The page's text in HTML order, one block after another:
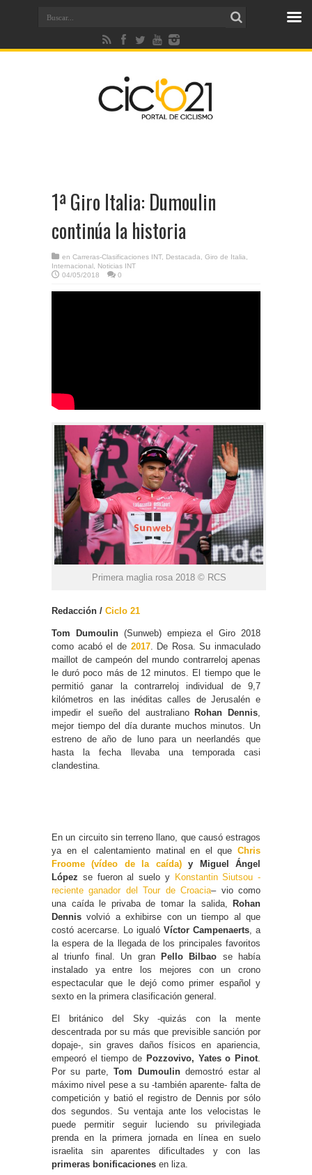
1ª Giro Italia: Dumoulin
continúa la historia
en Carreras-Clasificaciones INT, Destacada Giro de Italia
Internacional
Noticias INT
04/05/2018
0
Primera maglia rosa 2018 © RCS
Redacción / Ciclo 21
Tom Dumoulin(Sunweb) empieza el Giro 2018
como acabó el de 2017. De Rosa. Su inmaculado
maillot de campeón del mundo contrarreloj apenas
le duró poco más de 12 minutos. El tiempo que le
permitió ganar la contrarreloj individual de 9,7
kilómetros en las inéditas calles de Jerusalén e
impedir el sueño del australiano Rohan Dennis
mejor tiempo del día durante muchos minutos. Un
estreno de año de luno para un neerlandés que
hasta la fecha llevaba una temporada casi
clandestina.
En un circuito sin terreno llano, que causó estragos
ya en el calentamiento matinal en el que Chris
Froome (vídeo de la caída)y Miguel Ángel
López se fueron al suelo y Konstantin Siutsou -
reciente ganador del Tour de Croacia– vio como
una caída le privaba de tomar la salida,
Rohan
Dennis volvió a exhibirse con un tiempo al que
costó acercarse. Lo igualó Víctor Campenaerts , a
la espera de la llegada de los principales favoritos
al triunfo final. Un gran
Pello Bilbao se había
instalado ya entre los mejores con un crono
espectacular que le dejó como primer español y
sexto en la primera clasificación general.
El británico del Sky -quizás con la mente
descentrada por su más que previsible sanción por
dopaje-, sin graves daños físicos en apariencia,
empeoró el tiempo de Pozzovivo, Yates o Pinot
Por su parte,Tom Dumoulindemostró estar al
máximo nivel pese a su -también aparente- falta de
competición y batió el registro de Dennis por sólo
dos segundos. Su ventaja ante los velocistas le
puede permitir seguir luciendo su privilegiada
prenda en la primera jornada en línea en suelo
israelita sin aparentes dificultades y con las
primeras bonificaciones en liza.